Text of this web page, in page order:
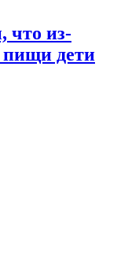
что из-
пищи дети